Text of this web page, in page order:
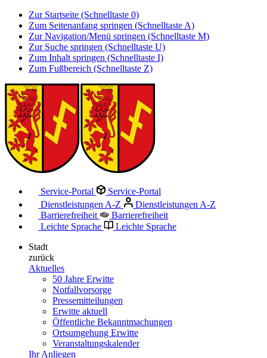
Zur Startseite (Schnelltaste 0)
Zum Seitenanfang springen (Schnelltaste A)
Zur Navigation/Menü springen (Schnelltaste M)
Zur Suche springen (Schnelltaste U)
Zum Inhalt springen (Schnelltaste I)
Zum Fußbereich (Schnelltaste Z)
Service-Portal
Service-Portal
Dienstleistungen A-Z
Dienstleistungen A-Z
Barrierefreiheit
Barrierefreiheit
Leichte Sprache
Leichte Sprache
Stadt
zurück
Aktuelles
50 Jahre Erwitte
Notfallvorsorge
Pressemitteilungen
Erwitte aktuell
Öffentliche Bekanntmachungen
Ortsumgehung Erwitte
Veranstaltungskalender
Ihr Anliegen